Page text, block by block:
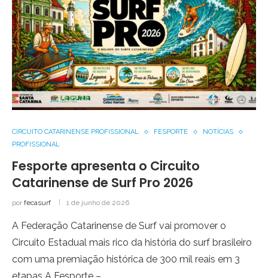
CIRCUITO CATARINENSE PROFISSIONAL FESPORTE
NOTÍCIAS
PROFISSIONAL
Fesporte apresenta o Circuito
Catarinense de Surf Pro 2026
por fecasurf 1 de junho de 2026
A Federação Catarinense de Surf vai promover o
Circuito Estadual mais rico da história do surf brasileiro
com uma premiação histórica de 300 mil reais em 3